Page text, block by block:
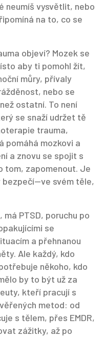
neumíš vysvětlit, nebo
na to, co se
objeví? Mozek se
aby ti pomohl žít,
můry, přívaly
nebo se
ostatní. To není
se snaží udržet tě
trauma,
pomáhá mozkovi a
a znovu se spojit s
tom, zapomenout. Je
svém těle,
má PTSD, poruchu po
se
a přehnanou
. Ale každý, kdo
někoho, kdo
by to být už za
kteří pracují s
metod: od
s tělem, přes EMDR,
zážitky, až po